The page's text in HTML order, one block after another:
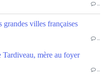
…
villes françaises
…
mère au foyer
…